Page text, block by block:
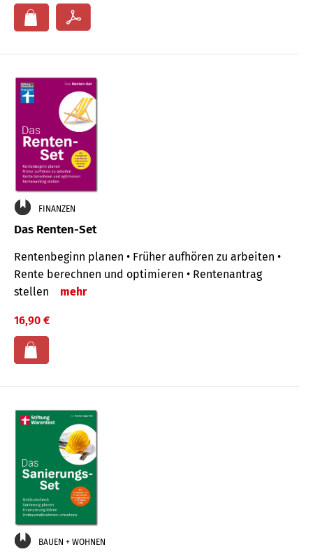
FINANZEN
Das Renten-Set
Rentenbeginn planen • Früher aufhören zu arbeiten •
Rente berechnen und optimieren • Rentenantrag
stellen
mehr
16,90 €
BAUEN + WOHNEN